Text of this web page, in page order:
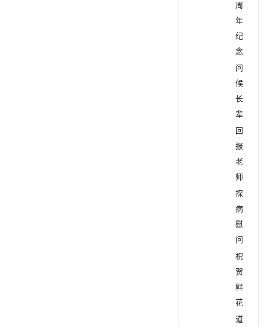
周
年
纪
念
问
候
长
辈
回
报
老
师
探
病
慰
问
祝
贺
鲜
花
道